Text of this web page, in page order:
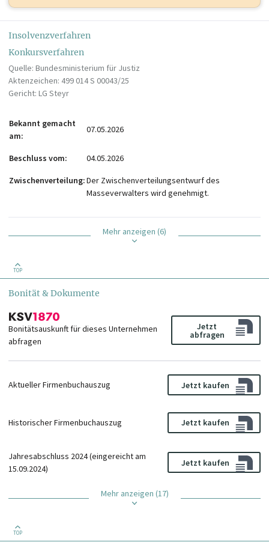
Insolvenzverfahren
Konkursverfahren
Quelle: Bundesministerium für Justiz
Aktenzeichen: 499 014 S 00043/25
Gericht: LG Steyr
Bekannt gemacht
am
07.05.2026
Beschluss vom 04.05.2026
Zwischenverteilung Der Zwischenverteilungsentwurf des
Masseverwalters wird genehmigt.
Mehr anzeigen (6)
TOP
Bonität & Dokumente
Bonitätsauskunft für dieses Unternehmen
abfragen
Jetzt
abfragen
Aktueller Firmenbuchauszug Jetzt kaufen
Historischer Firmenbuchauszug Jetzt kaufen
Jahresabschluss 2024 (eingereicht am
15.09.2024)
Jetzt kaufen
Mehr anzeigen (17)
TOP